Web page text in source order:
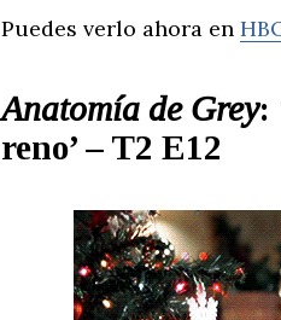
Puedes verlo ahora en
Anatomía de Grey:
reno’ – T2 E12